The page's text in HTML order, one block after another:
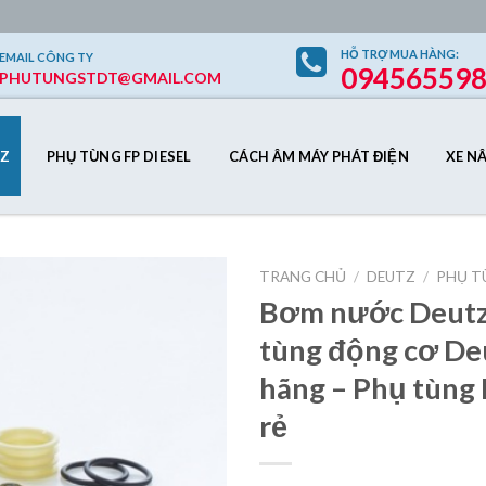
EMAIL CÔNG TY
PHUTUNGSTDT@GMAIL.COM
HỖ TRỢMUA HÀNG:
PHỤ TÙNG FP DIESEL CÁCH ÂM MÁY PHÁT ĐIỆN XE
TRANG CHỦ / DEUTZ / PHỤ
Bơm nước
tùng động cơ
hãng – Phụ tùng
rẻ